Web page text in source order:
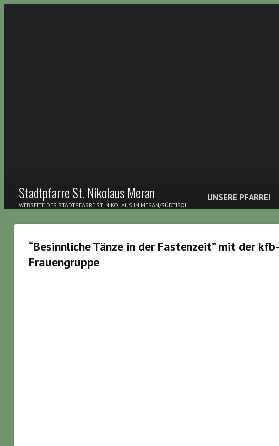
Stadtpfarre St. Nikolaus Meran
WEBSEITE DER STADTPFARRE ST. NIKOLAUS IN MERAN/SÜDTIROL
UNSERE PFARREI
“Besinnliche Tänze in der Fastenzeit” mit der kfb-
Frauengruppe